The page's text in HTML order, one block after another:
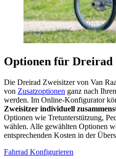
Optionen für Dreirad
Die Dreirad Zweisitzer von Van
von Zusatzoptionen ganz nach
werden. Im Online-Konfigurator
Zweisitzer individuell
Optionen wie Tretunterstützung,
wählen. Alle gewählten Optionen
entsprechenden Kosten in der
Fahrrad Konfigurieren